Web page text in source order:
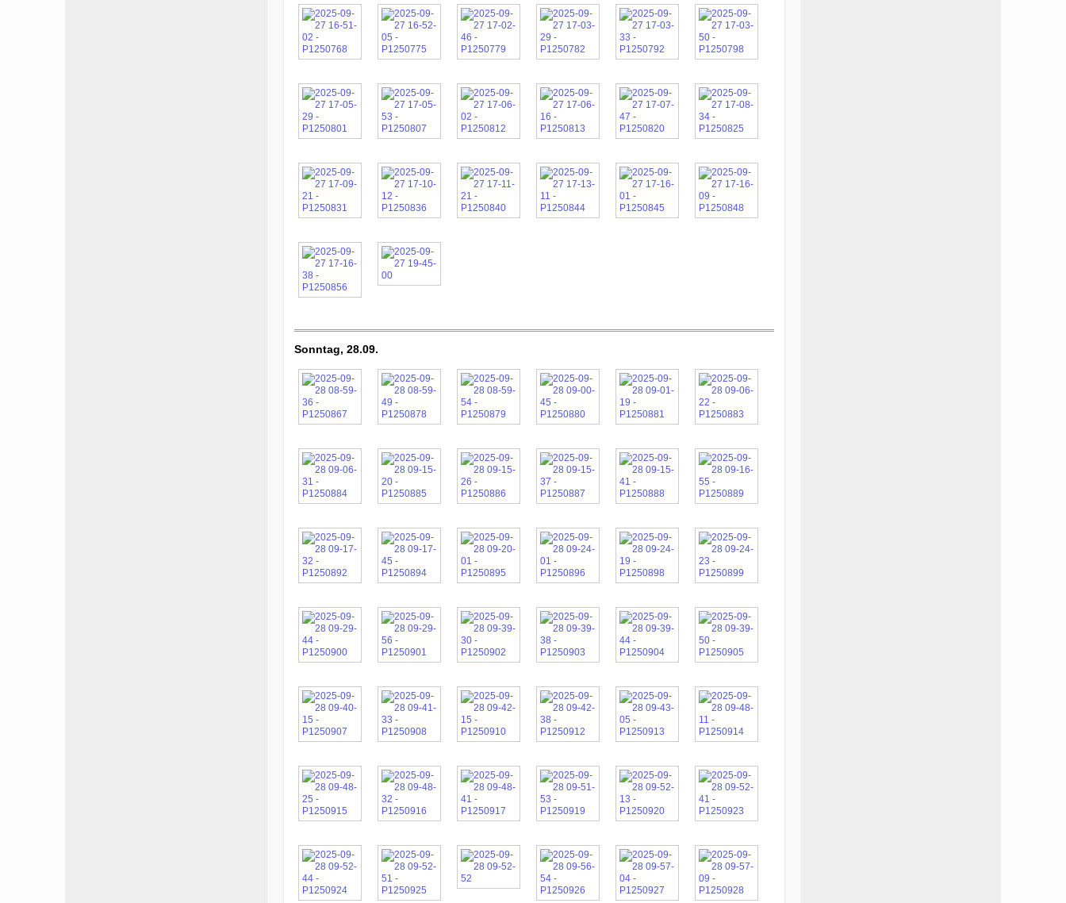
Sonntag, 28.09.